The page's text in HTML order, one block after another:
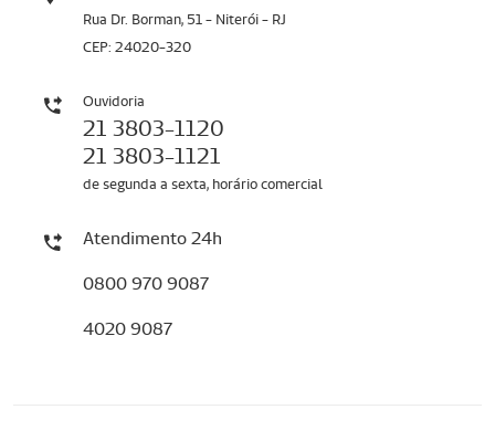
Rua Dr. Borman, 51 - Niterói - RJ
CEP: 24020-320
Ouvidoria
21 3803-1120
21 3803-1121
de segunda a sexta, horário comercial
Atendimento 24h
0800 970 9087
4020 9087